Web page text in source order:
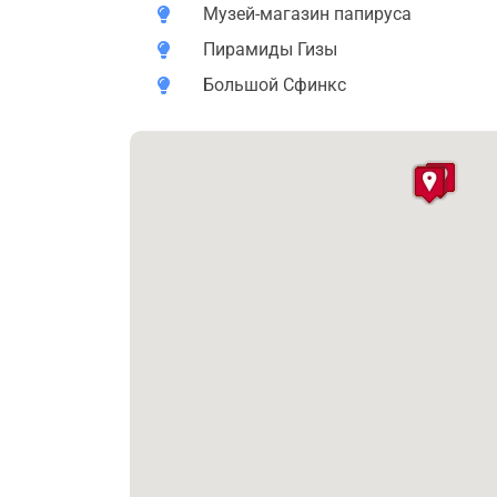
открыток. - Перед вылетом в
натуральных масел.
Музей-магазин папируса
Пирамиды Гизы
Большой Сфинкс